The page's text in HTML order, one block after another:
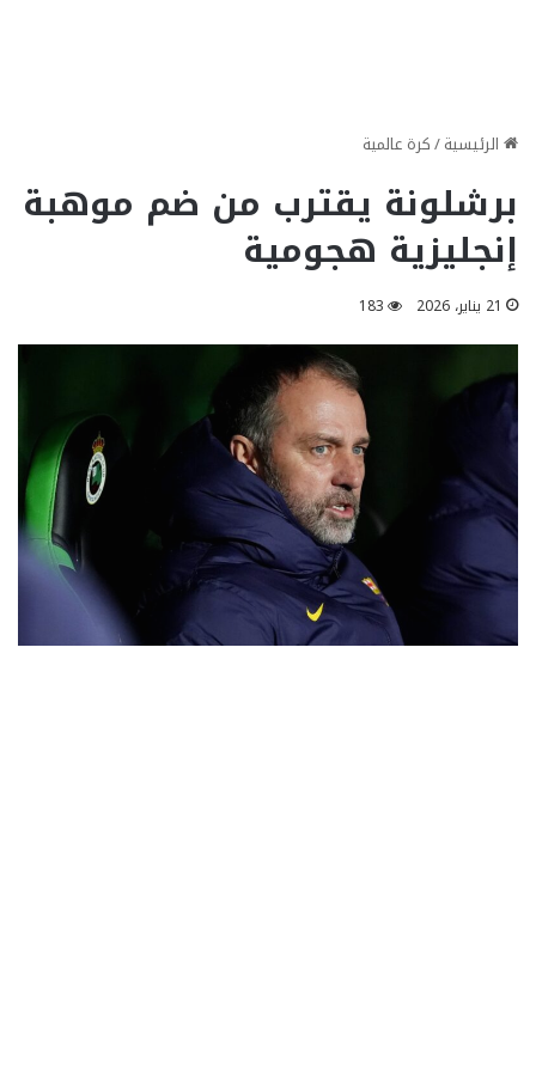
الرئيسية/كرة عالمية
برشلونة يقترب من ضم موهبة
إنجليزية هجومية
21 يناير، 2026 183